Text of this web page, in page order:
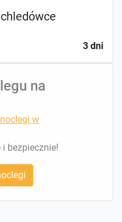
3 dni
na
noclegi w
bezpiecznie!